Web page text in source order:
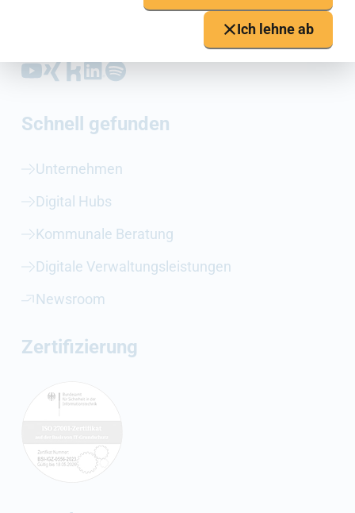
Ich lehne ab
Folgen auf YouTube (Öffnet
Folgen auf Xing (Öffnet externen
Folgen auf Kununu (Öffnet
Folgen auf LinkedIn (Öffnet
Folgen auf Spotify (Öffnet
Schnell gefunden
Unternehmen
Digital Hubs
Kommunale Beratung
Digitale Verwaltungsleistungen
Newsroom
Zertifizierung